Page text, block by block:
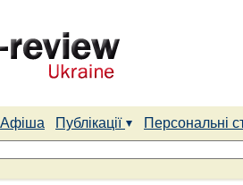
Афіша Публікації
Персональні